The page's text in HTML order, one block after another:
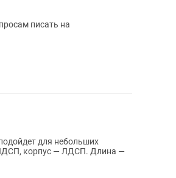
писать на
для небольших
корпус — ЛДСП. Длина —